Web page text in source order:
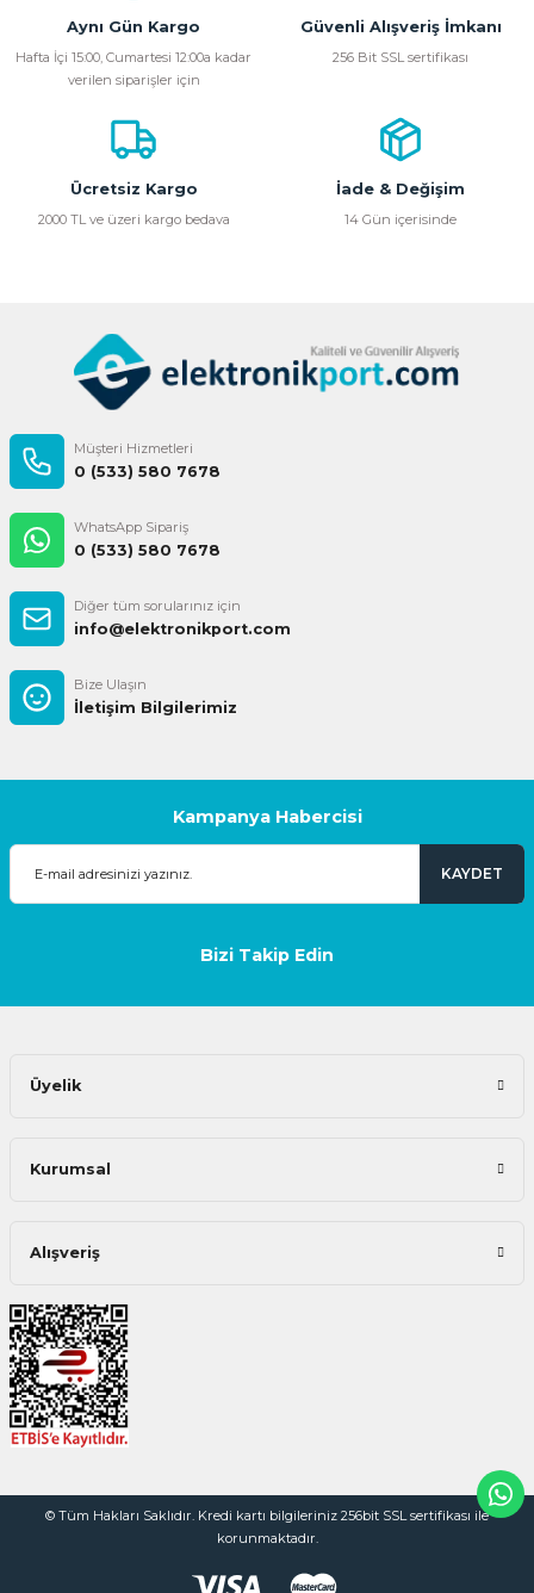
Aynı Gün Kargo
Hafta İçi 15:00, Cumartesi 12:00a kadar
verilen siparişler için
Güvenli Alışveriş İmkanı
256 Bit SSL sertifikası
Ücretsiz Kargo
2000 TL ve üzeri kargo bedava
İade & Değişim
14 Gün içerisinde
Müşteri Hizmetleri
0 (533) 580 7678
WhatsApp Sipariş
0 (533) 580 7678
Diğer tüm sorularınız için
info@elektronikport.com
Bize Ulaşın
İletişim Bilgilerimiz
Kampanya Habercisi
KAYDET
Bizi Takip Edin
Üyelik
Kurumsal
Alışveriş
© Tüm Hakları Saklıdır. Kredi kartı bilgileriniz 256bit SSL sertifikası ile
korunmaktadır.